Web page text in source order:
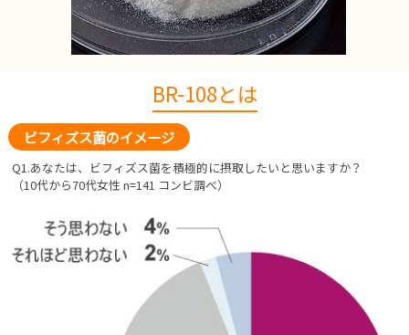
BR-108とは
ビフィズス菌のイメージ
Q1.あなたは、ビフィズス菌を積極的に摂取したいと思いますか？
（10代から70代女性 n=141 コンビ調べ）